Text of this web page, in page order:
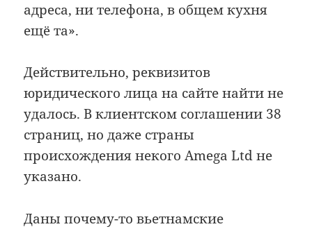
адреса, ни телефона, в общем кухня
ещё та».
Действительно, реквизитов
юридического лица на сайте найти не
удалось. В клиентском соглашении 38
страниц, но даже страны
происхождения некого Amega Ltd не
указано.
Даны почему-то вьетнамские